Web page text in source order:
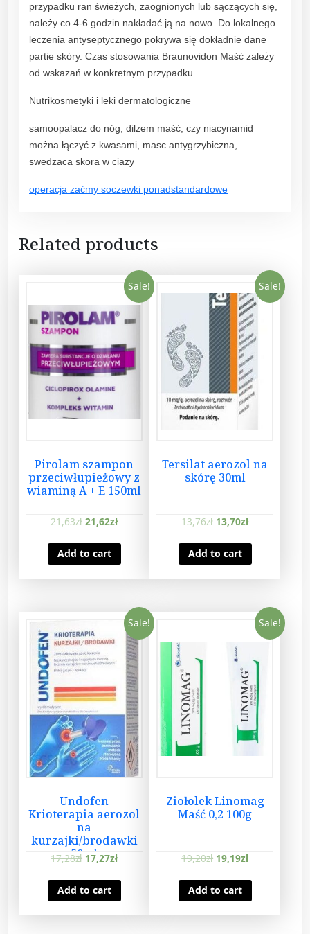
przypadku ran świeżych, zaognionych lub sączących się,
należy co 4-6 godzin nakładać ją na nowo. Do lokalnego
leczenia antyseptycznego pokrywa się dokładnie dane
partie skóry. Czas stosowania Braunovidon Maść zależy
od wskazań w konkretnym przypadku.
Nutrikosmetyki i leki dermatologiczne
samoopalacz do nóg, dilzem maść, czy niacynamid
można łączyć z kwasami, masc antygrzybiczna,
swedzaca skora w ciazy
operacja zaćmy soczewki ponadstandardowe
Related products
Sale!
Pirolam szampon
przeciwłupieżowy z
wiaminą A + E 150ml
21,63zł 21,62zł
Add to cart
Sale!
Tersilat aerozol na
skórę 30ml
13,76zł 13,70zł
Add to cart
Sale!
Undofen
Krioterapia aerozol
na
kurzajki/brodawki
50ml
17,28zł 17,27zł
Add to cart
Sale!
Ziołolek Linomag
Maść 0,2 100g
19,20zł 19,19zł
Add to cart